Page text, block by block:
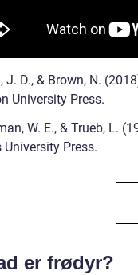
J. D., & Brown, N.
University Press.
W. E., & Trueb, L.
University Press.
er frødyr?